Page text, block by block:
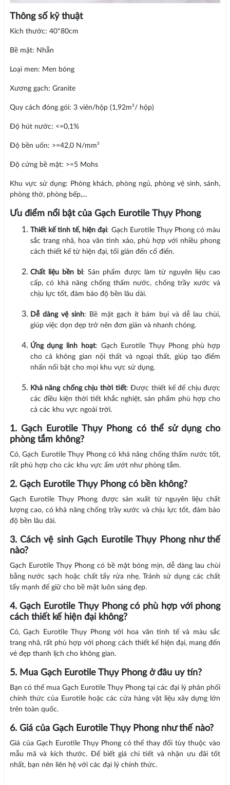
Thông số kỹ thuật
Kích thước: 40*80cm
Bề mặt: Nhẵn
Loại men: Men bóng
Xương gạch: Granite
Quy cách đóng gói: 3 viên/hộp (1,92m²/ hộp)
Độ hút nước: <=0,1%
Độ bền uốn: >=42,0 N/mm²
Độ cứng bề mặt: >=5 Mohs
Khu vực sử dụng: Phòng khách, phòng ngủ, phòng vệ sinh, sảnh,
phòng thờ, phòng bếp,...
Ưu điểm nổi bật của Gạch Eurotile Thụy Phong
Thiết kế tinh tế, hiện đại: Gạch Eurotile Thụy Phong có màu
sắc trang nhã, hoa văn tinh xảo, phù hợp với nhiều phong
cách thiết kế từ hiện đại, tối giản đến cổ điển.
Chất liệu bền bỉ: Sản phẩm được làm từ nguyên liệu cao
cấp, có khả năng chống thấm nước, chống trầy xước và
chịu lực tốt, đảm bảo độ bền lâu dài.
Dễ dàng vệ sinh: Bề mặt gạch ít bám bụi và dễ lau chùi,
giúp việc dọn dẹp trở nên đơn giản và nhanh chóng.
Ứng dụng linh hoạt: Gạch Eurotile Thụy Phong phù hợp
cho cả không gian nội thất và ngoại thất, giúp tạo điểm
nhấn nổi bật cho mọi khu vực sử dụng.
Khả năng chống chịu thời tiết: Được thiết kế để chịu được
các điều kiện thời tiết khắc nghiệt, sản phẩm phù hợp cho
cả các khu vực ngoài trời.
1. Gạch Eurotile Thụy Phong có thể sử dụng cho
phòng tắm không?
Có, Gạch Eurotile Thụy Phong có khả năng chống thấm nước tốt,
rất phù hợp cho các khu vực ẩm ướt như phòng tắm.
2. Gạch Eurotile Thụy Phong có bền không?
Gạch Eurotile Thụy Phong được sản xuất từ nguyên liệu chất
lượng cao, có khả năng chống trầy xước và chịu lực tốt, đảm bảo
độ bền lâu dài.
3. Cách vệ sinh Gạch Eurotile Thụy Phong như thế
nào?
Gạch Eurotile Thụy Phong có bề mặt bóng mịn, dễ dàng lau chùi
bằng nước sạch hoặc chất tẩy rửa nhẹ. Tránh sử dụng các chất
tẩy mạnh để giữ cho bề mặt luôn sáng đẹp.
4. Gạch Eurotile Thụy Phong có phù hợp với phong
cách thiết kế hiện đại không?
Có, Gạch Eurotile Thụy Phong với hoa văn tinh tế và màu sắc
trang nhã, rất phù hợp với phong cách thiết kế hiện đại, mang đến
vẻ đẹp thanh lịch cho không gian.
5. Mua Gạch Eurotile Thụy Phong ở đâu uy tín?
Bạn có thể mua Gạch Eurotile Thụy Phong tại các đại lý phân phối
chính thức của Eurotile hoặc các cửa hàng vật liệu xây dựng lớn
trên toàn quốc.
6. Giá của Gạch Eurotile Thụy Phong như thế nào?
Giá của Gạch Eurotile Thụy Phong có thể thay đổi tùy thuộc vào
mẫu mã và kích thước. Để biết giá chi tiết và nhận ưu đãi tốt
nhất, bạn nên liên hệ với các đại lý chính thức.